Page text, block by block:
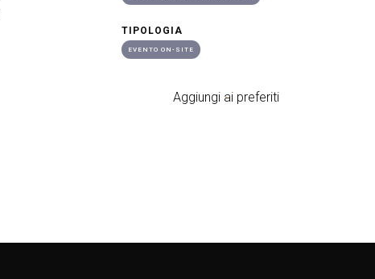
TIPOLOGIA
EVENTO ON-SITE
Aggiungi ai preferiti